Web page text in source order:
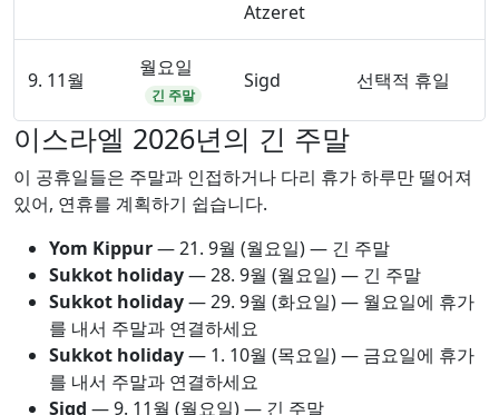
Atzeret
9. 11월
월요일
긴 주말
Sigd 선택적 휴일
이스라엘 2026년의 긴 주말
이 공휴일들은 주말과 인접하거나 다리 휴가 하루만 떨어져
있어, 연휴를 계획하기 쉽습니다.
Yom Kippur—21. 9월 (월요일) — 긴 주말
Sukkot holiday—28. 9월 (월요일) — 긴 주말
Sukkot holiday—29. 9월 (화요일) — 월요일에 휴가
를 내서 주말과 연결하세요
Sukkot holiday— 1. 10월 (목요일) — 금요일에 휴가
를 내서 주말과 연결하세요
Sigd —9. 11월 (월요일) — 긴 주말